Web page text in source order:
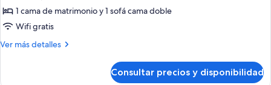
Habitación
Deluxe
1 cama de matrimonio y 1 sofá cama doble
Wifi gratis
Ver más detalles
Más
Consultar precios y disponibilidad